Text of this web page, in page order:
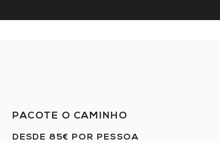
PACOTE O CAMINHO
DESDE 85€ POR PESSOA